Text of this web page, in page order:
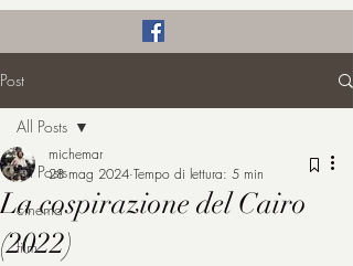
michemar
Post
All Posts
cinema
film
All Posts
La cospirazione del Cairo
(2022)
michemar
28 mag 2024 Tempo di lettura: 5 min